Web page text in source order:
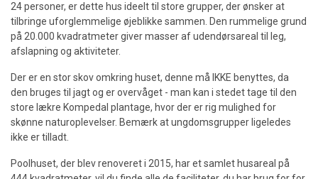
24 personer, er dette hus ideelt til store grupper, der ønsker at
tilbringe uforglemmelige øjeblikke sammen. Den rummelige grund
på 20.000 kvadratmeter giver masser af udendørsareal til leg,
afslapning og aktiviteter.
Der er en stor skov omkring huset, denne må IKKE benyttes, da
den bruges til jagt og er overvåget - man kan i stedet tage til den
store lækre Kompedal plantage, hvor der er rig mulighed for
skønne naturoplevelser. Bemærk at ungdomsgrupper ligeledes
ikke er tilladt.
Poolhuset, der blev renoveret i 2015, har et samlet husareal på